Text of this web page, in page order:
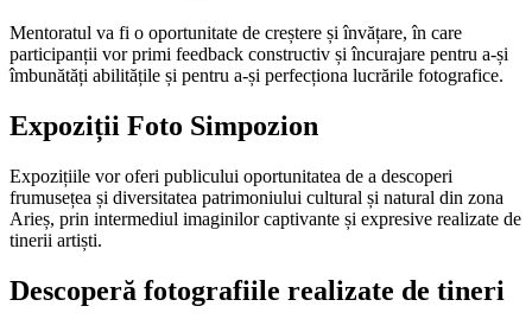
Mentoratul va fi o oportunitate de creștere și învățare, în care
participanții vor primi feedback constructiv și încurajare pentru a-și
îmbunătăți abilitățile și pentru a-și perfecționa lucrările fotografice.
Expoziții Foto Simpozion
Expozițiile vor oferi publicului oportunitatea de a descoperi
frumusețea și diversitatea patrimoniului cultural și natural din zona
Arieș, prin intermediul imaginilor captivante și expresive realizate de
tinerii artiști.
Descoperă fotografiile realizate de tineri